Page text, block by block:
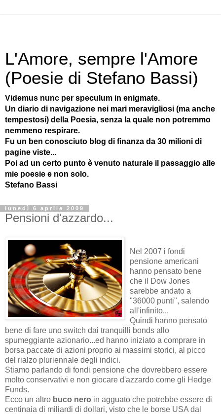
L'Amore, sempre l'Amore
(Poesie di Stefano Bassi)
Videmus nunc per speculum in enigmate.
Un diario di navigazione nei mari meravigliosi (ma anche
tempestosi) della Poesia, senza la quale non potremmo
nemmeno respirare.
Fu un ben conosciuto blog di finanza da 30 milioni di
pagine viste...
Poi ad un certo punto è venuto naturale il passaggio alle
mie poesie e non solo.
Stefano Bassi
lunedì 6 aprile 2009
Pensioni d'azzardo...
Nel 2007 i fondi
pensione americani
hanno pensato bene
che il Dow Jones
sarebbe andato a
"36000 punti", salendo
all'infinito...
Quindi hanno pensato
bene di fare uno switch dai tranquilli bonds allo
spumeggiante azionario...ed hanno iniziato a comprare in
borsa paccate di azioni proprio ai massimi storici, al picco
del rialzo pluriennale degli indici.
Stiamo parlando di fondi pensione che dovrebbero essere
molto conservativi e non giocare d'azzardo come gli Hedge
Funds.
Ecco un altro buco nero in agguato che potrebbe essere di
centinaia di miliardi di dollari, visto che le borse USA dal